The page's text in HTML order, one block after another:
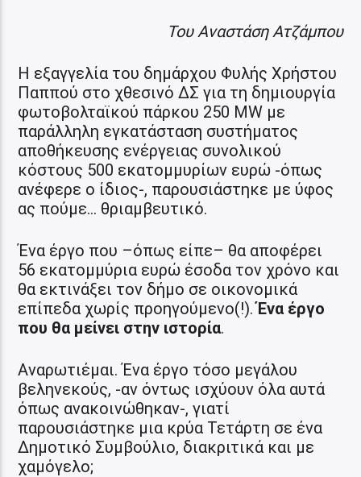
Του Αναστάση Ατζάμπου
Η εξαγγελία του δημάρχου Φυλής Χρήστου
Παππού στο χθεσινό ΔΣ για τη δημιουργία
φωτοβολταϊκού πάρκου 250 MW με
παράλληλη εγκατάσταση συστήματος
αποθήκευσης ενέργειας συνολικού
κόστους 500 εκατομμυρίων ευρώ -όπως
ανέφερε ο ίδιος-, παρουσιάστηκε με ύφος
ας πούμε… θριαμβευτικό.
Ένα έργο που –όπως είπε– θα αποφέρει
56 εκατομμύρια ευρώ έσοδα τον χρόνο και
θα εκτινάξει τον δήμο σε οικονομικά
επίπεδα χωρίς προηγούμενο(!).Ένα έργο
που θα μείνει στην ιστορία.
Αναρωτιέμαι. Ένα έργο τόσο μεγάλου
βεληνεκούς, -αν όντως ισχύουν όλα αυτά
όπως ανακοινώθηκαν-, γιατί
παρουσιάστηκε μια κρύα Τετάρτη σε ένα
Δημοτικό Συμβούλιο, διακριτικά και με
χαμόγελο;